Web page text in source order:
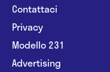
Contattaci
Privacy
Modello 231
Advertising